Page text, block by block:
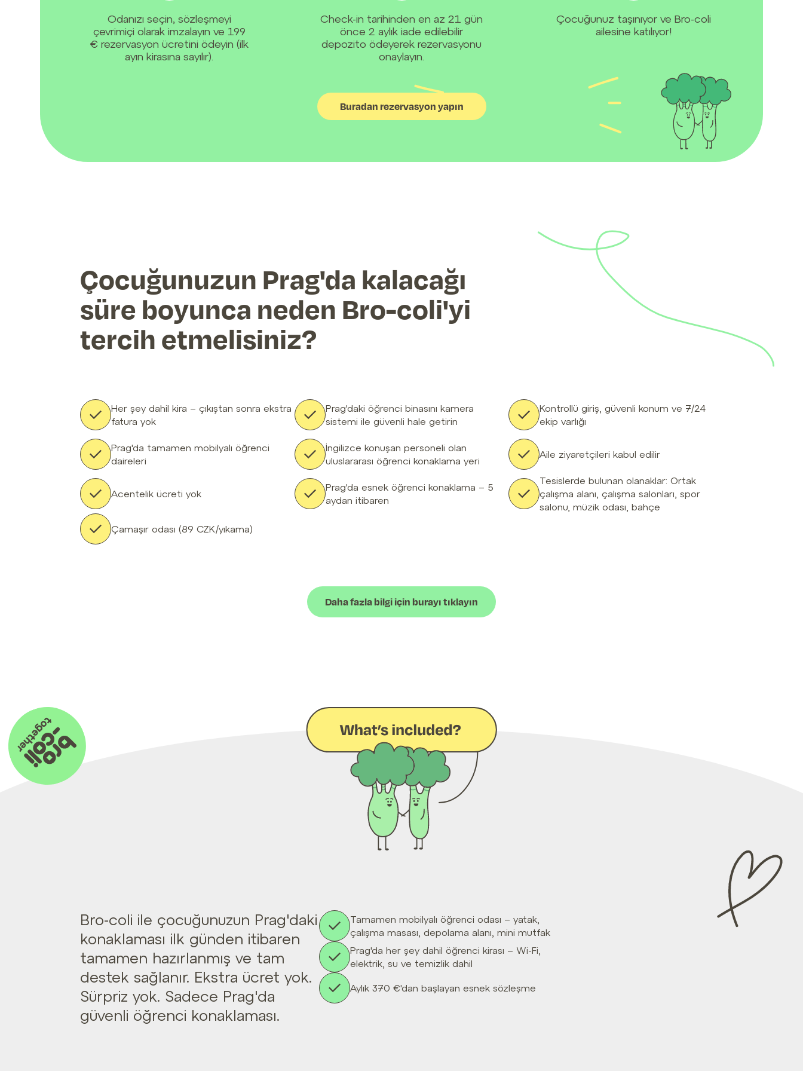
Odanızı seçin, sözleşmeyi
çevrimiçi olarak imzalayın ve 199
€ rezervasyon ücretini ödeyin (ilk
ayın kirasına sayılır).
Check-in tarihinden en az 21 gün
önce 2 aylık iade edilebilir
depozito ödeyerek rezervasyonu
onaylayın.
Çocuğunuz taşınıyor ve Bro-coli
ailesine katılıyor!
Buradan rezervasyon yapın
Çocuğunuzun Prag'da kalacağı
süre boyunca neden Bro-coli'yi
tercih etmelisiniz?
Her şey dahil kira – çıkıştan sonra ekstra
fatura yok
Prag'daki öğrenci binasını kamera
sistemi ile güvenli hale getirin
Kontrollü giriş, güvenli konum ve 7/24
ekip varlığı
Prag'da tamamen mobilyalı öğrenci
daireleri
İngilizce konuşan personeli olan
uluslararası öğrenci konaklama yeri
Aile ziyaretçileri kabul edilir
Acentelik ücreti yok
Prag'da esnek öğrenci konaklama – 5
aydan itibaren
Tesislerde bulunan olanaklar: Ortak
çalışma alanı, çalışma salonları, spor
salonu, müzik odası, bahçe
Çamaşır odası (89 CZK/yıkama)
Daha fazla bilgi için burayı tıklayın
Bro-coli ile çocuğunuzun Prag'daki
konaklaması ilk günden itibaren
tamamen hazırlanmış ve tam
destek sağlanır. Ekstra ücret yok.
Sürpriz yok. Sadece Prag'da
güvenli öğrenci konaklaması.
Tamamen mobilyalı öğrenci odası – yatak,
çalışma masası, depolama alanı, mini mutfak
Prag'da her şey dahil öğrenci kirası – Wi-Fi,
elektrik, su ve temizlik dahil
Aylık 370 €'dan başlayan esnek sözleşme